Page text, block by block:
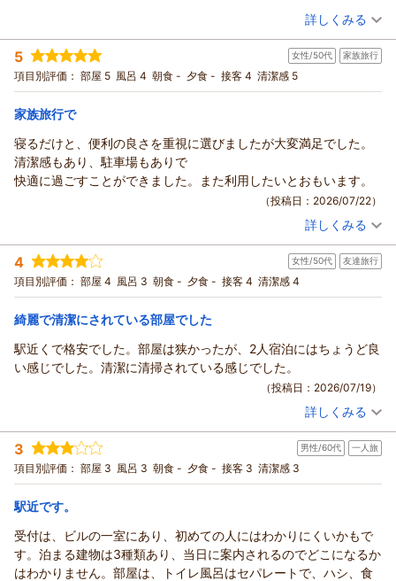
の小さなパックなので、風呂を２回以上利用される場合は、自分
で旅行用のモノを持参した方がいいかも？総合的には気楽に過ご
せる宿泊施設です。
（投稿日：2026/07/25）
宿泊時期： 2026年05月宿泊 (一人旅)
投稿者： hiroponさん
宿泊プラン： チェックイン21:00まで限定★喫煙★ お得な現金お試しプラン
シングル 食事なし
宿泊価格帯：
詳しくみる
5 女性/50代 家族旅行
項目別評価： 部屋 5 風呂 4 朝食 - 夕食 - 接客 4 清潔感 5
家族旅行で
寝るだけと、便利の良さを重視に選びましたが大変満足でした。
清潔感もあり、駐車場もありで
快適に過ごすことができました。また利用したいとおもいます。
（投稿日：2026/07/22）
投稿者： Rさん(女性/50代)
宿泊プラン： チェックイン21:00まで限定【禁煙】★ピカピカ家族旅行応援
★３名様までプラン★
和洋室 食事なし
宿泊価格帯： 6,001～7,000円(大人一人あたり/税込)
詳しくみる
4 女性/50代 友達旅行
項目別評価： 部屋 4 風呂 3 朝食 - 夕食 - 接客 4 清潔感 4
綺麗で清潔にされている部屋でした
駅近くで格安でした。部屋は狭かったが、2人宿泊にはちょうど良
い感じでした。清潔に清掃されている感じでした。
（投稿日：2026/07/19）
投稿者： れいこさん(女性/50代)
宿泊プラン： チェックイン21:00まで限定【禁煙】★ベット+和式布団で２名
様までプラン★
シングル 食事なし
宿泊価格帯： 6,001～7,000円(大人一人あたり/税込)
詳しくみる
3 男性/60代 一人旅
項目別評価： 部屋 3 風呂 3 朝食 - 夕食 - 接客 3 清潔感 3
駅近です。
受付は、ビルの一室にあり、初めての人にはわかりにくいかもで
す。泊まる建物は3種類あり、当日に案内されるのでどこになるか
はわかりません。部屋は、トイレ風呂はセパレートで、ハシ、食